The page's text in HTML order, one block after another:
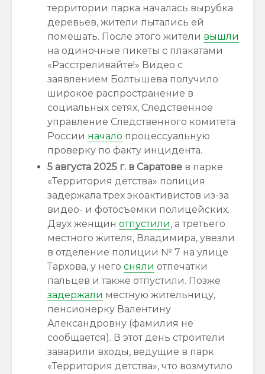
территории парка началась вырубка
деревьев, жители пытались ей
помешать. После этого жители вышли
на одиночные пикеты с плакатами
«Расстреливайте!» Видео с
заявлением Болтышева получило
широкое распространение в
социальных сетях, Следственное
управление Следственного комитета
России начало процессуальную
проверку по факту инцидента.
5 августа 2025 г. в Саратове в парке
«Территория детства» полиция
задержала трех экоактивистов из-за
видео- и фотосъемки полицейских.
Двух женщин отпустили, а третьего
местного жителя, Владимира, увезли
в отделение полиции № 7 на улице
Тархова, у него сняли отпечатки
пальцев и также отпустили. Позже
задержали местную жительницу,
пенсионерку Валентину
Александровну (фамилия не
сообщается). В этот день строители
заварили входы, ведущие в парк
«Территория детства», что возмутило